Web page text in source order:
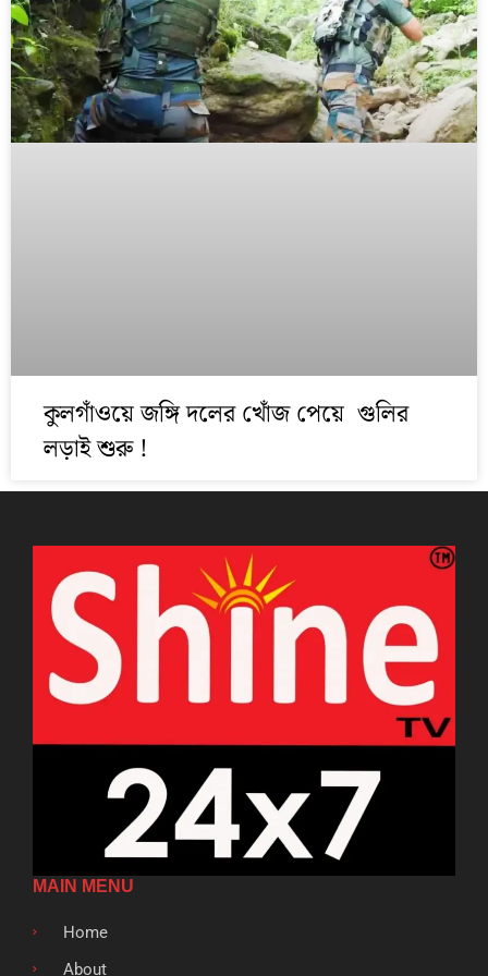
কুলগাঁওয়ে জঙ্গি দলের খোঁজ পেয়ে গুলির
লড়াই শুরু !
MAIN MENU
Home
About